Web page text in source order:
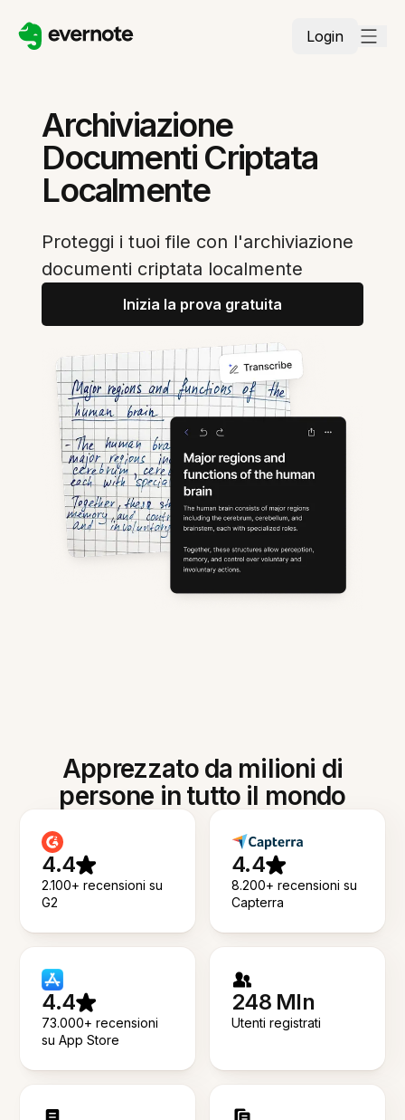
Login
Archiviazione
Documenti Criptata
Localmente
Proteggi i tuoi file con l'archiviazione
documenti criptata localmente
Inizia la prova gratuita
Apprezzato da milioni di
persone in tutto il mondo
4.4
2.100+ recensioni su
G2
4.4
8.200+ recensioni su
Capterra
4.4
73.000+ recensioni
su App Store
248 Mln
Utenti registrati